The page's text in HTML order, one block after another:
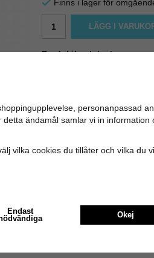
Finns i lager för
LÄGG I
Produktbeskrivning:
Dessa petticoats ger
klänningar/swingklänningar
fin och skön kvalitè. Fyllig
stretch. Storleksguide: S
100cm M (Märkt M/L) -
XL/XXL) - Midja osträckt
15% viscose 3% elastine
personanpassad
ändamål samlar vi in information
vilka cookies du tillåter och vilka du
Endast
Okej